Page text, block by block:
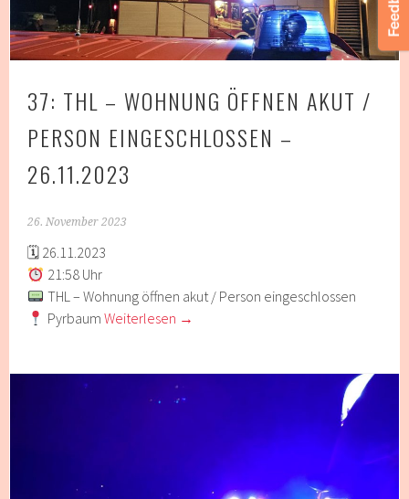
37: THL – WOHNUNG ÖFFNEN AKUT /
PERSON EINGESCHLOSSEN –
26.11.2023
26. November 2023
🗓 26.11.2023
21:58 Uhr
THL – Wohnung öffnen akut / Person eingeschlossen
Pyrbaum Weiterlesen →